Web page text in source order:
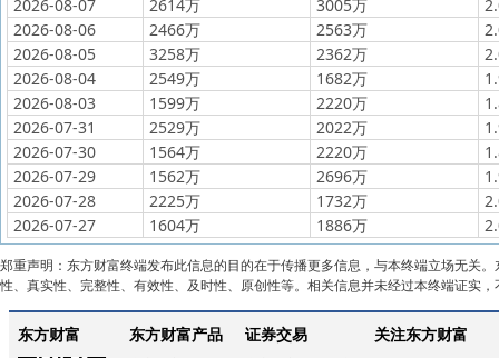
2026-08-07
2614万 3005万
2026-08-06
2466万 2563万
2026-08-05
3258万 2362万
2026-08-04
2549万 1682万
2026-08-03
1599万 2220万
2026-07-31
2529万 2022万
2026-07-30
1564万 2220万
2026-07-29
1562万 2696万
2026-07-28
2225万 1732万
2026-07-27
1604万 1886万
郑重声明：东方财富终端发布此信息的目的在于传播更多信息，与本终端立场无关
性、真实性、完整性、有效性、及时性、原创性等。相关信息并未经过本终端证实